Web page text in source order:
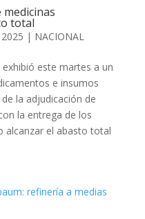
total
| NACIONAL
este martes a un
e insumos
la adjudicación de
la entrega de los
alcanzar el abasto total